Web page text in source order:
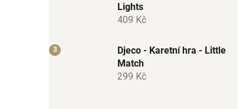
Lights
409 Kč
Djeco - Karetní hra - Little
Match
299 Kč